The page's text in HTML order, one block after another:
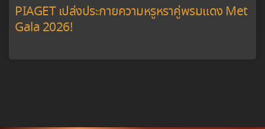
PIAGET เปล่งประกายความหรูหราคู่พรมแดง Met
Gala 2026!